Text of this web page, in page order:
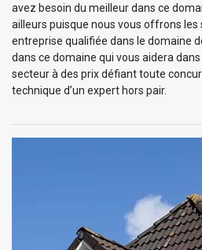
avez besoin du meilleur dans ce
ailleurs puisque nous vous offrons les
entreprise qualifiée dans le domaine
dans ce domaine qui vous aidera
secteur à des prix défiant toute
technique d’un expert hors pair.